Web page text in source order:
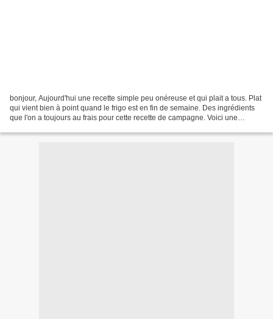
bonjour, Aujourd'hui une recette simple peu onéreuse et qui plait a tous. Plat
qui vient bien à point quand le frigo est en fin de semaine. Des ingrédients
que l'on a toujours au frais pour cette recette de campagne. Voici une